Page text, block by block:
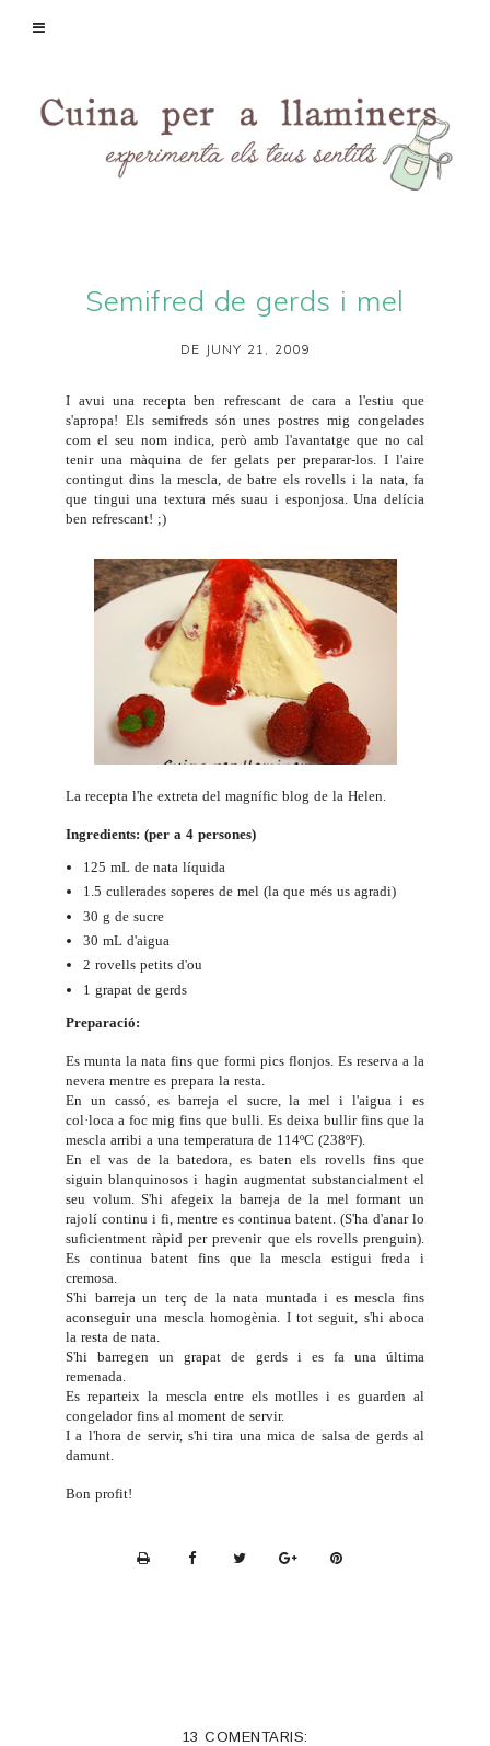
Semifred de gerds i mel
DE JUNY 21, 2009
I avui una recepta ben refrescant de cara a l'estiu que
s'apropa! Els semifreds són unes postres mig congelades
com el seu nom indica, però amb l'avantatge que no cal
tenir una màquina de fer gelats per preparar-los. I l'aire
contingut dins la mescla, de batre els rovells i la nata, fa
que tingui una textura més suau i esponjosa. Una delícia
ben refrescant! ;)
La recepta l'he extreta del magnífic blog de la Helen
Ingredients: (per a 4 persones)
125 mL de nata líquida
1.5 cullerades soperes de mel (la que més us agradi)
30 g de sucre
30 mL d'aigua
2 rovells petits d'ou
1 grapat de gerds
Preparació:
Es munta la nata fins que formi pics flonjos. Es reserva a la
nevera mentre es prepara la resta.
En un cassó, es barreja el sucre, la mel i l'aigua i es
col·loca a foc mig fins que bulli. Es deixa bullir fins que la
mescla arribi a una temperatura de 114ºC (238ºF).
En el vas de la batedora, es baten els rovells fins que
siguin blanquinosos i hagin augmentat substancialment el
seu volum. S'hi afegeix la barreja de la mel formant un
rajolí continu i fi, mentre es continua batent. (S'ha d'anar lo
suficientment ràpid per prevenir que els rovells prenguin).
Es continua batent fins que la mescla estigui freda i
cremosa.
S'hi barreja un terç de la nata muntada i es mescla fins
aconseguir una mescla homogènia. I tot seguit, s'hi aboca
la resta de nata.
S'hi barregen un grapat de gerds i es fa una última
remenada.
Es reparteix la mescla entre els motlles i es guarden al
congelador fins al moment de servir.
I a l'hora de servir, s'hi tira una mica de salsa de gerds al
damunt.
Bon profit!
13 COMENTARIS: